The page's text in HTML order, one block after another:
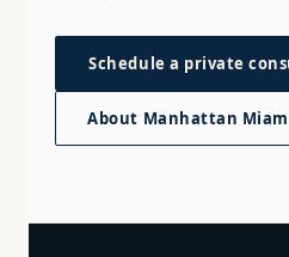
Schedule a private
About Manhattan